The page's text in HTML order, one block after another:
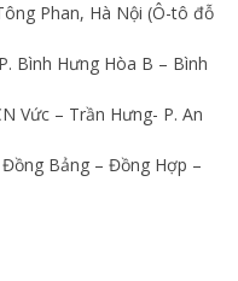
Phan, Hà Nội (Ô-tô đỗ
Bình Hưng Hòa B – Bình
Vức – Trần Hưng- P. An
Bảng – Đồng Hợp –